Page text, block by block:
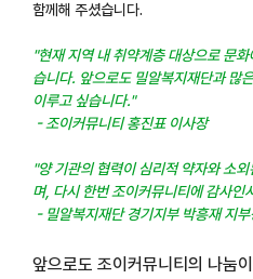
함께해 주셨습니다.
"현재 지역 내 취약계층 대상으로 문
습니다. 앞으로도 밀알복지재단과 많
이루고 싶습니다."
- 조이커뮤니티 홍진표 이사장
"양 기관의 협력이 심리적 약자와 소
며, 다시 한번 조이커뮤니티에 감사인
- 밀알복지재단 경기지부 박흥재 지부
앞으로도 조이커뮤니티의 나눔